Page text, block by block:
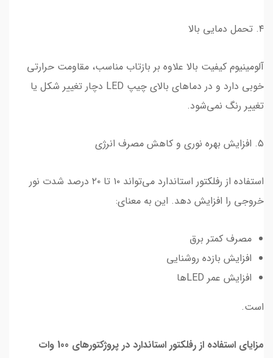
۴. تحمل دمایی بالا
آلومینیوم کیفیت بالا علاوه بر بازتاب مناسب، مقاومت حرارتی
خوبی دارد و در دماهای بالای چیپ LED دچار تغییر شکل یا
تغییر رنگ نمی‌شود.
۵. افزایش بهره نوری و کاهش مصرف انرژی
استفاده از رفلکتور استاندارد می‌تواند ۱۰ تا ۲۰ درصد شدت نور
خروجی را افزایش دهد. این به معنای:
مصرف کمتر برق
افزایش بازده روشنایی
افزایش عمر LEDها
است.
مزایای استفاده از رفلکتور استاندارد در پروژکتورهای 100 وات